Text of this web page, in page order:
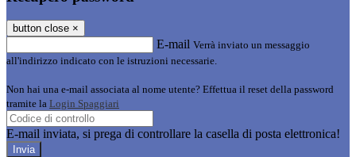
button close ×
E-mail Verrà inviato un messaggio
all'indirizzo indicato con le istruzioni necessarie.
Non hai una e-mail associata al nome utente? Effettua il reset della password
tramite la Login Spaggiari
E-mail inviata, si prega di controllare la casella di posta elettronica!